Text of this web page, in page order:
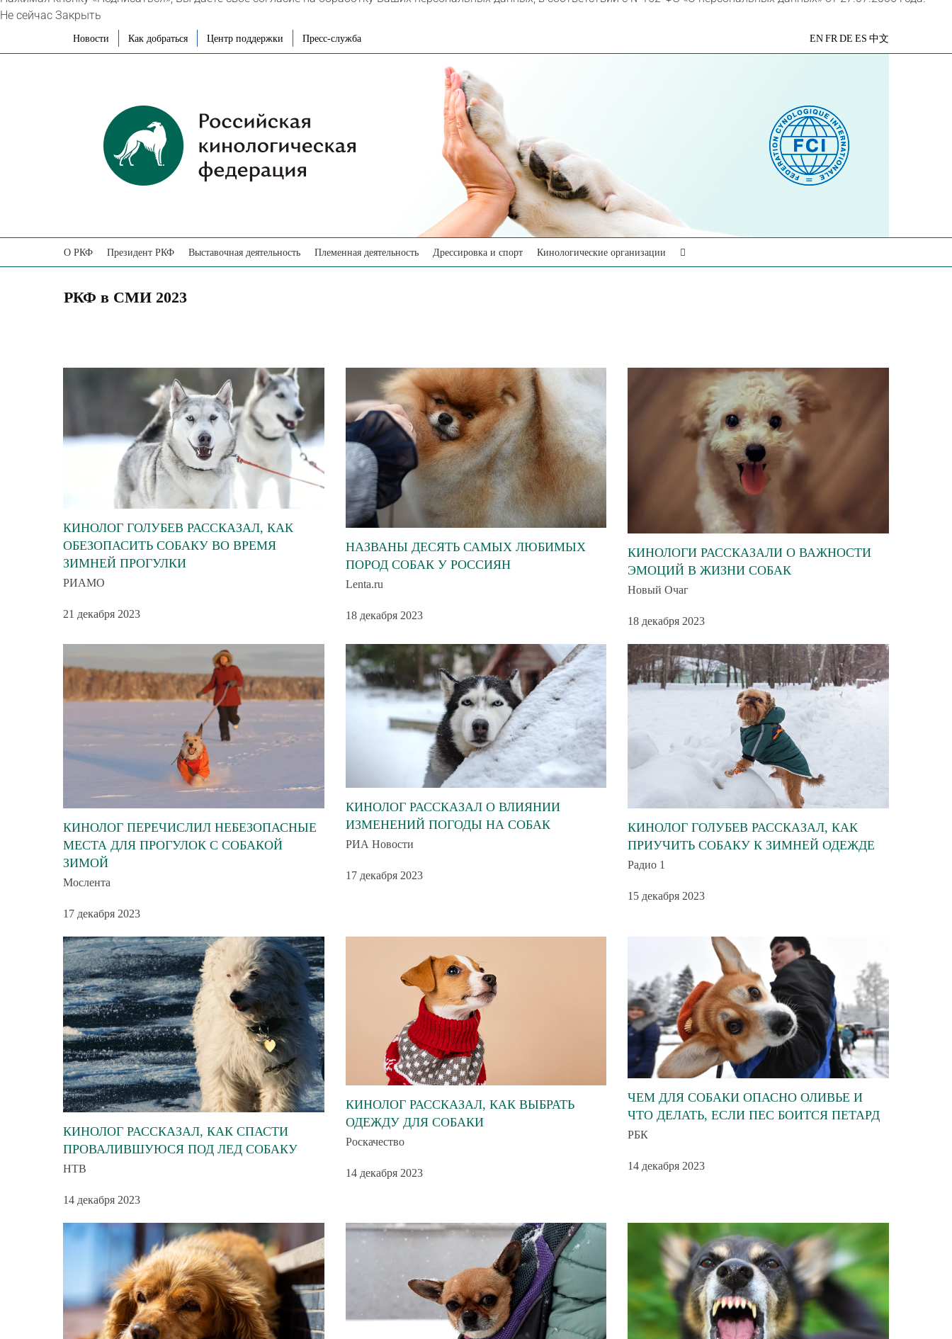
Не сейчас Закрыть
Новости Как добраться Центр поддержки Пресс-служба
Яндекс
EN FR DE ES 中文
О РКФ Президент РКФ Выставочная деятельность Племенная деятельность Дрессировка и спорт Кинологические организации
РКФ в СМИ 2023
КИНОЛОГ ГОЛУБЕВ РАССКАЗАЛ, КАК
ОБЕЗОПАСИТЬ СОБАКУ ВО ВРЕМЯ
ЗИМНЕЙ ПРОГУЛКИ
РИАМО
21 декабря 2023
НАЗВАНЫ ДЕСЯТЬ САМЫХ ЛЮБИМЫХ
ПОРОД СОБАК У РОССИЯН
Lenta.ru
18 декабря 2023
КИНОЛОГИ РАССКАЗАЛИ О ВАЖНОСТИ
ЭМОЦИЙ В ЖИЗНИ СОБАК
Новый Очаг
18 декабря 2023
КИНОЛОГ ПЕРЕЧИСЛИЛ НЕБЕЗОПАСНЫЕ
МЕСТА ДЛЯ ПРОГУЛОК С СОБАКОЙ
ЗИМОЙ
Мослента
17 декабря 2023
КИНОЛОГ РАССКАЗАЛ О ВЛИЯНИИ
ИЗМЕНЕНИЙ ПОГОДЫ НА СОБАК
РИА Новости
17 декабря 2023
КИНОЛОГ ГОЛУБЕВ РАССКАЗАЛ, КАК
ПРИУЧИТЬ СОБАКУ К ЗИМНЕЙ ОДЕЖДЕ
Радио 1
15 декабря 2023
КИНОЛОГ РАССКАЗАЛ, КАК СПАСТИ
ПРОВАЛИВШУЮСЯ ПОД ЛЕД СОБАКУ
НТВ
14 декабря 2023
КИНОЛОГ РАССКАЗАЛ, КАК ВЫБРАТЬ
ОДЕЖДУ ДЛЯ СОБАКИ
Роскачество
14 декабря 2023
ЧЕМ ДЛЯ СОБАКИ ОПАСНО ОЛИВЬЕ И
ЧТО ДЕЛАТЬ, ЕСЛИ ПЕС БОИТСЯ ПЕТАРД
РБК
14 декабря 2023